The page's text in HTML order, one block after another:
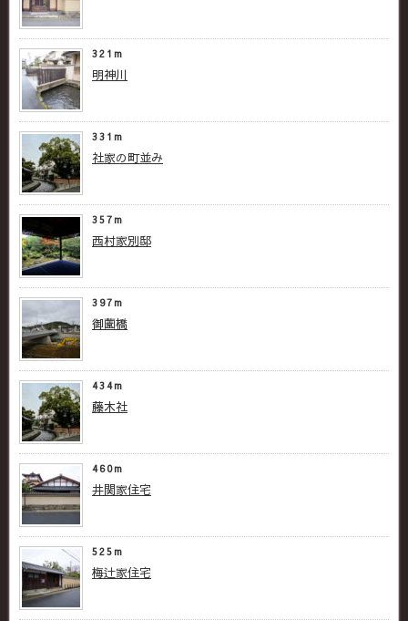
321m
明神川
331m
社家の町並み
357m
西村家別邸
397m
御薗橋
434m
藤木社
460m
井関家住宅
525m
梅辻家住宅